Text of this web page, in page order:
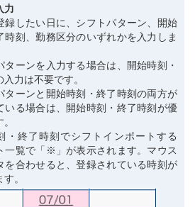
力
録したい日に、シフトパターン、開始
時刻、勤務区分のいずれかを入力しま
ーンを入力する場合は、開始時刻・
力は不要です。
ーンと開始時刻・終了時刻の両方が
いる場合は、開始時刻・終了時刻が優
・終了時刻でシフトインポートする
一覧で「※」が表示されます。マウス
を合わせると、登録されている時刻が
。